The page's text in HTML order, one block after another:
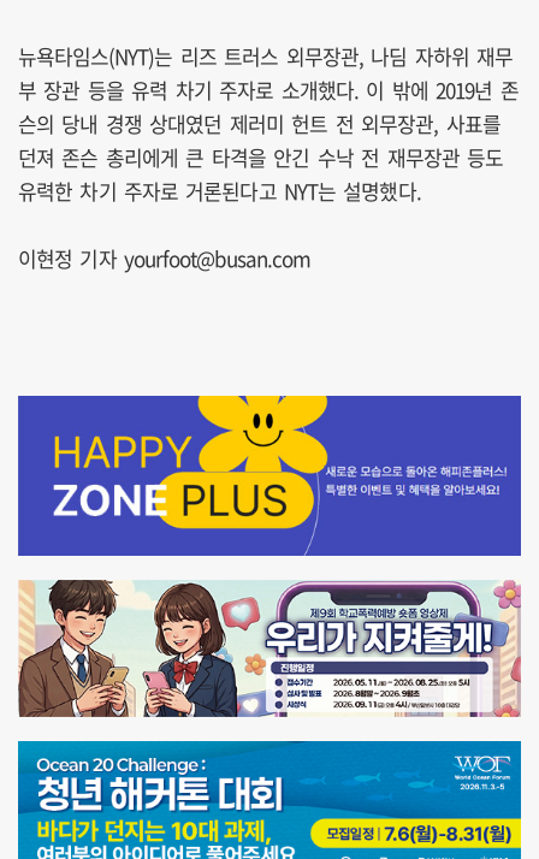
뉴욕타임스(NYT)는 리즈 트러스 외무장관, 나딤 자하위 재무
부 장관 등을 유력 차기 주자로 소개했다. 이 밖에 2019년 존
슨의 당내 경쟁 상대였던 제러미 헌트 전 외무장관, 사표를
던져 존슨 총리에게 큰 타격을 안긴 수낙 전 재무장관 등도
유력한 차기 주자로 거론된다고 NYT는 설명했다.
이현정 기자 yourfoot@busan.com